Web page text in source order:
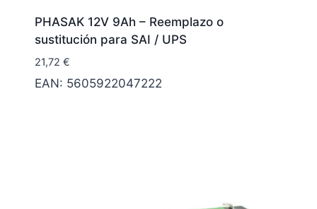
PHASAK 12V 9Ah – Reemplazo o
sustitución para SAI / UPS
21,72 €
EAN: 5605922047222